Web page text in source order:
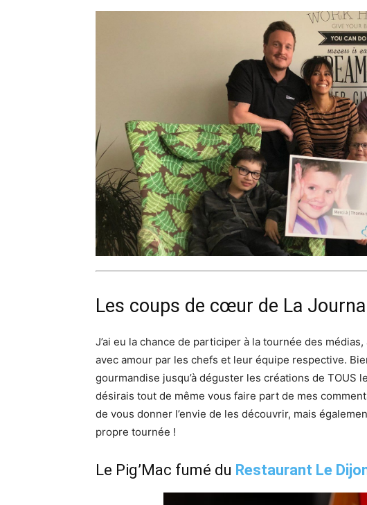
Les coups de cœur de La
J’ai eu la chance de participer à la tournée des
avec amour par les chefs et leur équipe respective.
gourmandise jusqu’à déguster les créations de
désirais tout de même vous faire part de mes
de vous donner l’envie de les découvrir, mais
propre tournée !
Le Pig’Mac fumé du Restaurant Le